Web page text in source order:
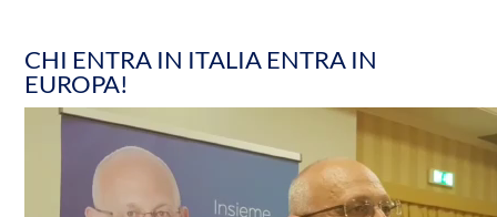
CHI ENTRA IN ITALIA ENTRA IN
EUROPA!